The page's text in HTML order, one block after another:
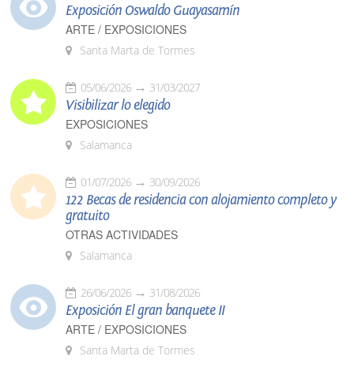
Exposición Oswaldo Guayasamín
ARTE / EXPOSICIONES
Santa Marta de Tormes
05/06/2026 31/03/2027
Visibilizar lo elegido
EXPOSICIONES
Salamanca
01/07/2026 30/09/2026
122 Becas de residencia con alojamiento completo y
gratuito
OTRAS ACTIVIDADES
Salamanca
26/06/2026 31/08/2026
Exposición El gran banquete II
ARTE / EXPOSICIONES
Santa Marta de Tormes